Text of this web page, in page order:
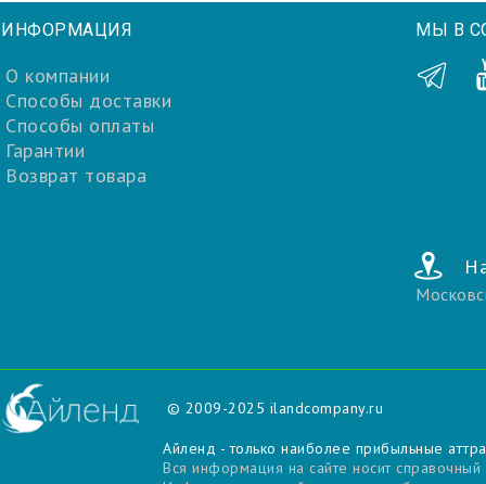
ИНФОРМАЦИЯ МЫ В
О компании
Способы доставки
Способы оплаты
Гарантии
Возврат товара
© 2009-2025 ilandcompany.ru
Айленд - только наиболее прибыльные
Вся информация на сайте носит